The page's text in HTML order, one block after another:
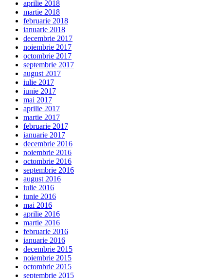
aprilie 2018
martie 2018
februarie 2018
ianuarie 2018
decembrie 2017
noiembrie 2017
octombrie 2017
septembrie 2017
august 2017
iulie 2017
iunie 2017
mai 2017
aprilie 2017
martie 2017
februarie 2017
ianuarie 2017
decembrie 2016
noiembrie 2016
octombrie 2016
septembrie 2016
august 2016
iulie 2016
iunie 2016
mai 2016
aprilie 2016
martie 2016
februarie 2016
ianuarie 2016
decembrie 2015
noiembrie 2015
octombrie 2015
septembrie 2015